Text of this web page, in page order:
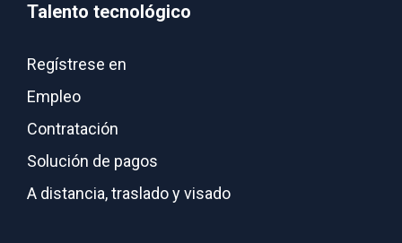
Talento tecnológico
Regístrese en
Empleo
Contratación
Solución de pagos
A distancia, traslado y visado